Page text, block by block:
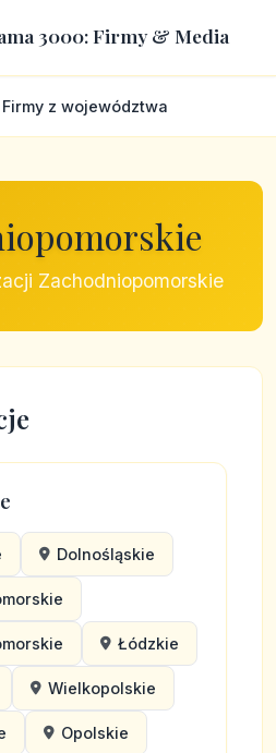
3000: Firmy & Media
Firmy z województwa
Zachodniopomorskie
Dolnośląskie
Łódzkie
Wielkopolskie
Opolskie